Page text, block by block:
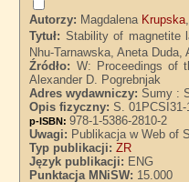
Autorzy: Magdalena Krupska
Tytuł: Stability of magnetite
Nhu-Tarnawska, Aneta Duda,
Źródło: W: Proceedings of
Alexander D. Pogrebnjak
Adres wydawniczy:Sumy :
Opis fizyczny:S.
p-ISBN:978-1-5386-2810-2
Uwagi: Publikacja w Web of
Typ publikacji:ZR
Język publikacji: ENG
Punktacja MNiSW: 15.000